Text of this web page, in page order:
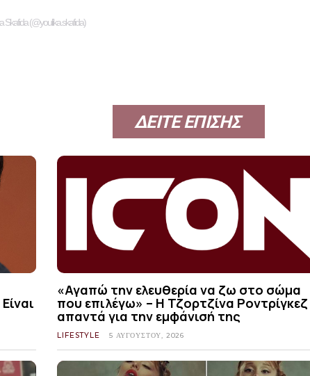
Skafida (@youlika.skafida)
ΔΕΙΤΕ ΕΠΙΣΗΣ
«Αγαπώ την ελευθερία να ζω στο σώμα
που επιλέγω» – Η Τζορτζίνα Ροντρίγκεζ
απαντά για την εμφάνισή της
LIFESTYLE 5 ΑΥΓΟΎΣΤΟΥ, 2026